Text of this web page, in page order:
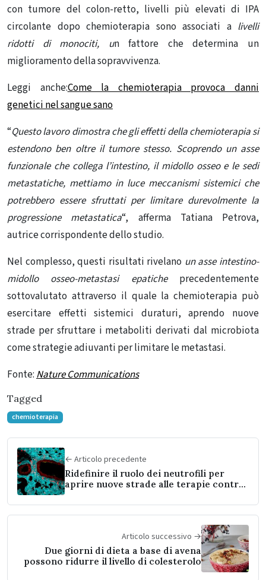
con tumore del colon-retto, livelli più elevati di IPA
circolante dopo chemioterapia sono associati alivelli
ridotti di monociti, un fattore che determina un
miglioramento della sopravvivenza.
Leggi anche:Come la chemioterapia provoca danni
genetici nel sangue sano
“Questo lavoro dimostra che gli effetti della chemioterapia si
estendono ben oltre il tumore stesso. Scoprendo un asse
funzionale che collega l’intestino, il midollo osseo e le sedi
metastatiche, mettiamo in luce meccanismi sistemici che
potrebbero essere sfruttati per limitare durevolmente la
progressione metastatica“, afferma Tatiana Petrova,
autrice corrispondente dello studio.
Nel complesso, questi risultati rivelano un asse intestino-
midollo osseo-metastasi epaticheprecedentemente
sottovalutato attraverso il quale la chemioterapia può
esercitare effetti sistemici duraturi, aprendo nuove
strade per sfruttare i metaboliti derivati ​​dal microbiota
come strategie adiuvanti per limitare le metastasi.
Fonte:Nature Communications
Tagged
chemioterapia
← Articolo precedente
Ridefinire il ruolo dei neutrofili per
aprire nuove strade alle terapie contro
Articolo successivo →
Due giorni di dieta a base di avena
possono ridurre il livello di colesterolo